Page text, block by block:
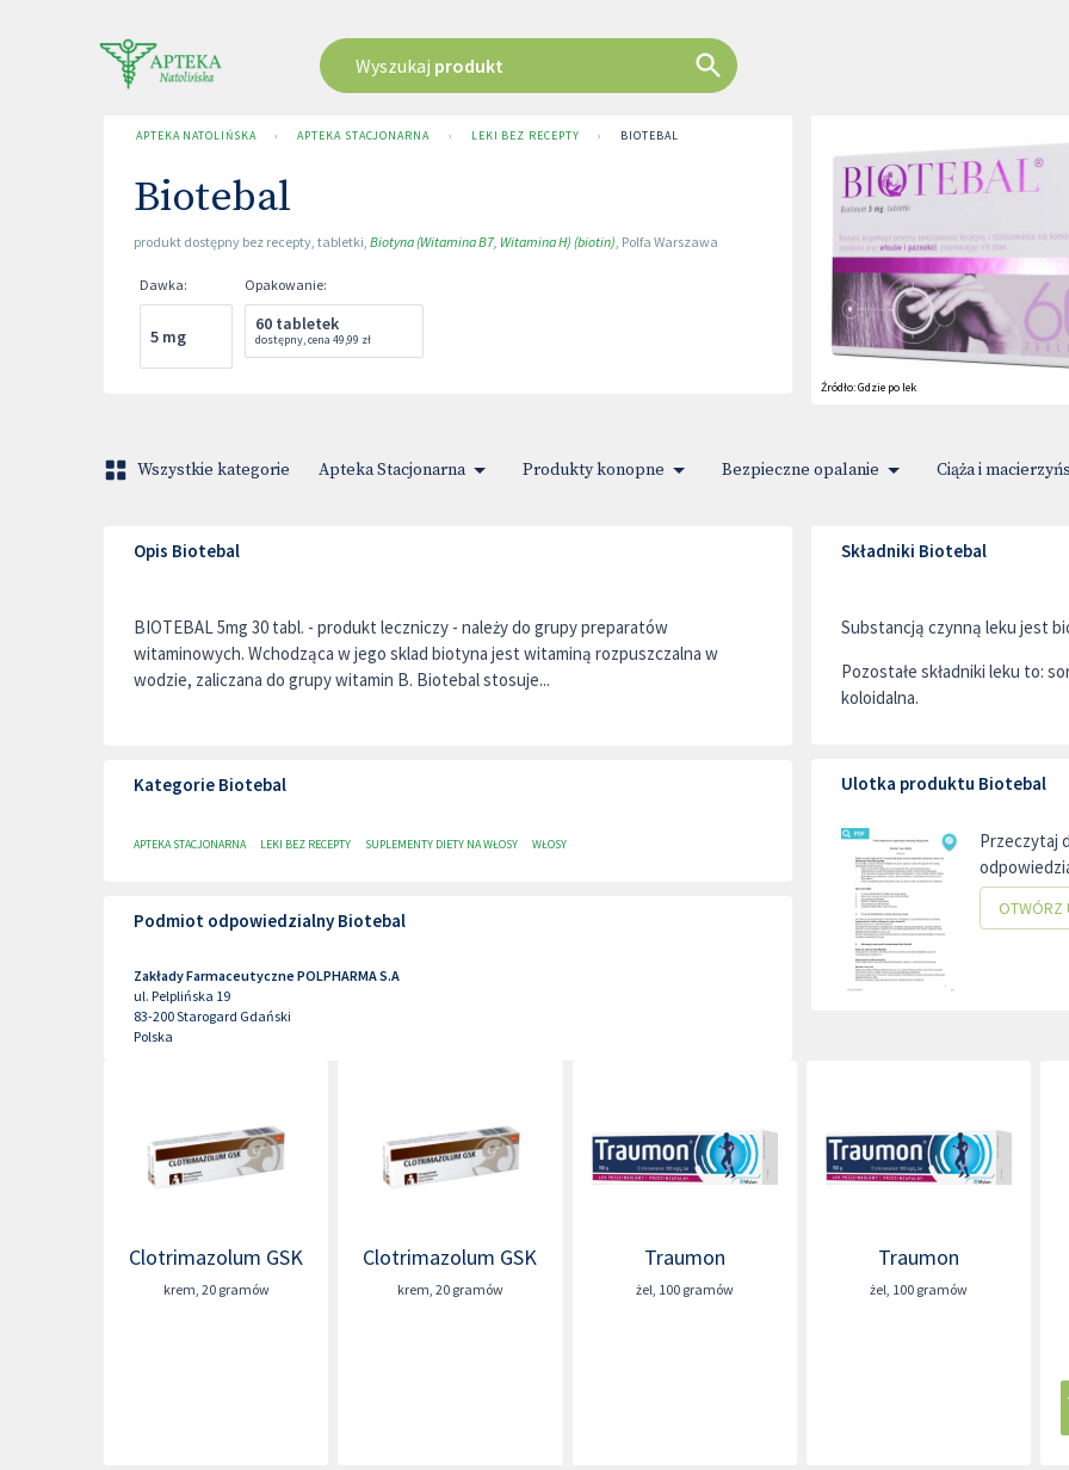
Wyszukaj produkt
APTEKA NATOLIŃSKA › APTEKA STACJONARNA › LEKI BEZ RECEPTY › BIOTEBAL
Biotebal
produkt dostępny bez recepty, tabletki, Biotyna (Witamina B7, Witamina H) (biotin), Polfa Warszawa
Dawka:
5 mg
Opakowanie:
60 tabletek
dostępny,cena 49,99 zł
Źródło:Gdzie po lek
Wszystkie kategorie Apteka Stacjonarna Produkty konopne Bezpieczne opalanie Ciąża i
Opis Biotebal
BIOTEBAL 5mg 30 tabl. - produkt leczniczy - należy do grupy preparatów
witaminowych. Wchodząca w jego sklad biotyna jest witaminą rozpuszczalna w
wodzie, zaliczana do grupy witamin B. Biotebal stosuje...
Kategorie Biotebal
APTEKA STACJONARNA LEKI BEZ RECEPTY SUPLEMENTY DIETY NA WŁOSY WŁOSY
Podmiot odpowiedzialny Biotebal
Zakłady Farmaceutyczne POLPHARMA S.A
ul. Pelplińska 19
83-200Starogard Gdański
Polska
Składniki Biotebal
Substancją czynną leku jest
Pozostałe składniki leku to:
koloidalna.
Ulotka produktu Biotebal
Przeczytaj
OTWÓRZ
Clotrimazolum GSK
krem, 20 gramów
Clotrimazolum GSK
krem, 20 gramów
Traumon
żel, 100 gramów
Traumon
żel, 100 gramów